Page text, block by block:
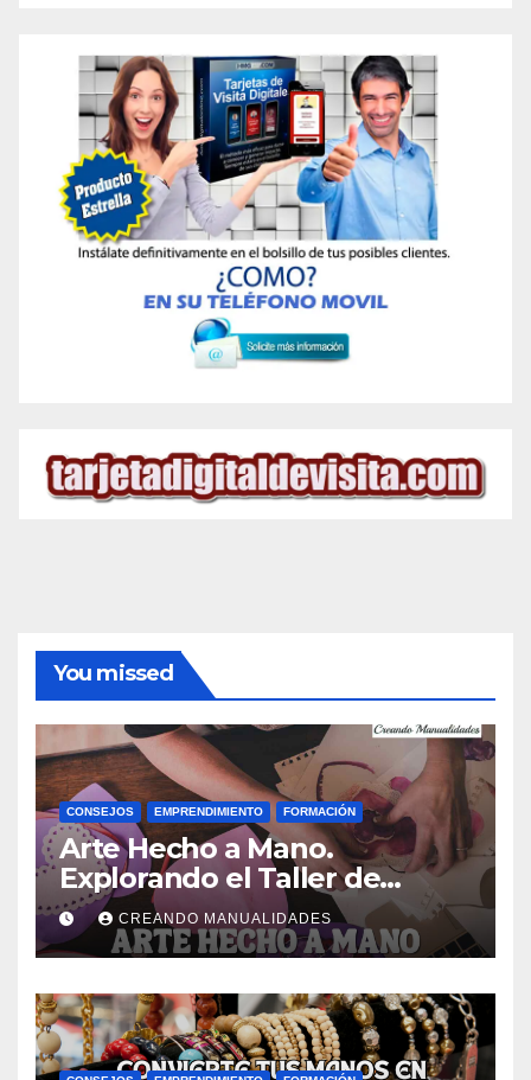
You missed
CONSEJOS EMPRENDIMIENTO FORMACIÓN
Arte Hecho a Mano.
Explorando el Taller de
Manualidades de Ana Gual.
CREANDO MANUALIDADES